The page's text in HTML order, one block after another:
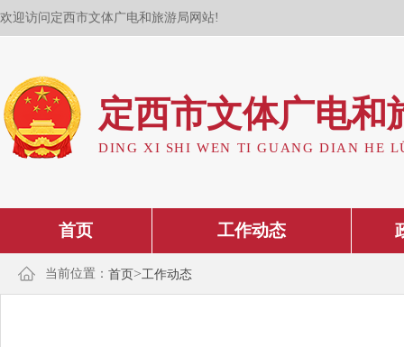
欢迎访问定西市文体广电和旅游局网站!
定西市文体广电和
DING XI SHI WEN TI GUANG DIAN HE
首页 工作动态
当前位置： 首页>工作动态